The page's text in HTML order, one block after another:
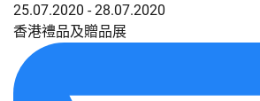
25.07.2020 - 28.07.2020
香港禮品及贈品展